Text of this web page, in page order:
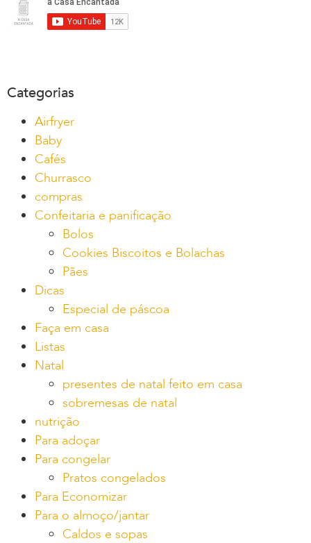
Categorias
Airfryer
Baby
Cafés
Churrasco
compras
Confeitaria e panificação
Bolos
Cookies Biscoitos e Bolachas
Pães
Dicas
Especial de páscoa
Faça em casa
Listas
Natal
presentes de natal feito em casa
sobremesas de natal
nutrição
Para adoçar
Para congelar
Pratos congelados
Para Economizar
Para o almoço/jantar
Caldos e sopas